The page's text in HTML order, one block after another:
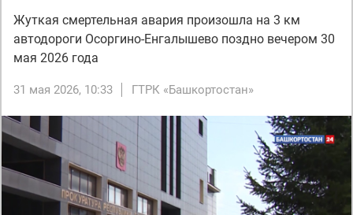
Жуткая смертельная авария произошла на 3 км
автодороги Осоргино-Енгалышево поздно вечером 30
мая 2026 года
31 мая 2026, 10:33 ГТРК «Башкортостан»